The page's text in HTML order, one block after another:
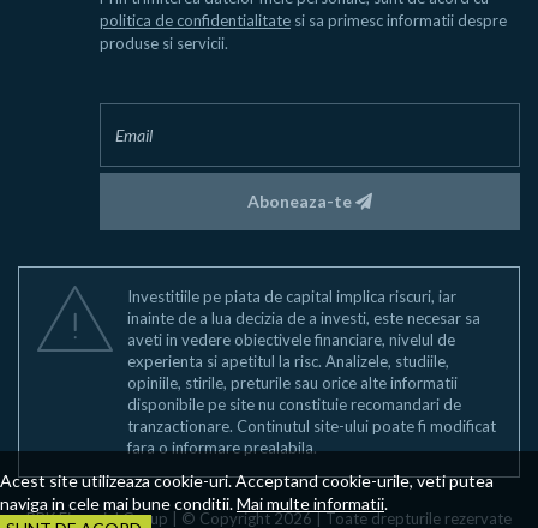
politica de confidentialitate si sa primesc informatii despre
produse si servicii.
Aboneaza-te
Investitiile pe piata de capital implica riscuri, iar
inainte de a lua decizia de a investi, este necesar sa
aveti in vedere obiectivele financiare, nivelul de
experienta si apetitul la risc. Analizele, studiile,
opiniile, stirile, preturile sau orice alte informatii
disponibile pe site nu constituie recomandari de
tranzactionare. Continutul site-ului poate fi modificat
fara o informare prealabila.
BRK Financial Group | © Copyright 2026 | Toate drepturile rezervate
Acest site utilizeaza cookie-uri. Acceptand cookie-urile, veti putea
naviga in cele mai bune conditii.Mai multe informatii.